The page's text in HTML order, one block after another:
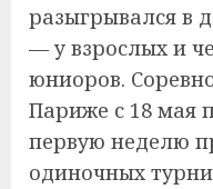
разыгрывался в
— у взрослых и
юниоров.
Париже с 18 мая
первую неделю
одиночных